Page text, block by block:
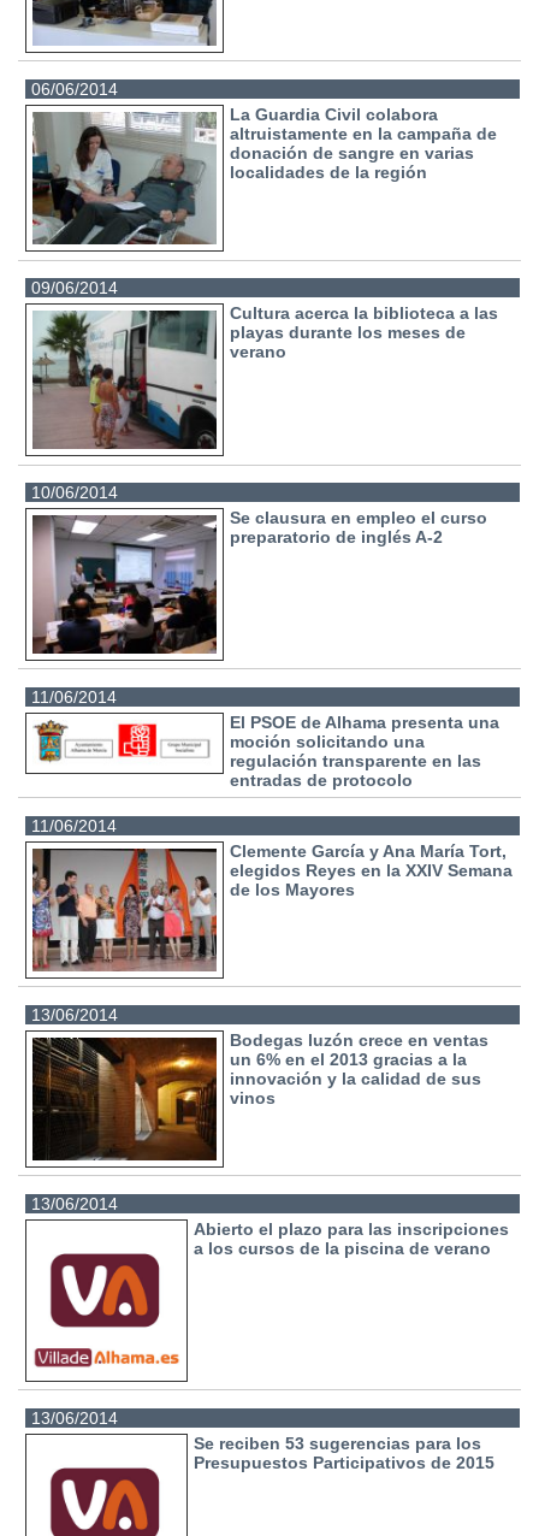
06/06/2014
La Guardia Civil colabora
altruistamente en la campaña de
donación de sangre en varias
localidades de la región
09/06/2014
Cultura acerca la biblioteca a las
playas durante los meses de
verano
10/06/2014
Se clausura en empleo el curso
preparatorio de inglés A-2
11/06/2014
El PSOE de Alhama presenta una
moción solicitando una
regulación transparente en las
entradas de protocolo
11/06/2014
Clemente García y Ana María Tort,
elegidos Reyes en la XXIV Semana
de los Mayores
13/06/2014
Bodegas luzón crece en ventas
un 6% en el 2013 gracias a la
innovación y la calidad de sus
vinos
13/06/2014
Abierto el plazo para las inscripciones
a los cursos de la piscina de verano
13/06/2014
Se reciben 53 sugerencias para los
Presupuestos Participativos de 2015